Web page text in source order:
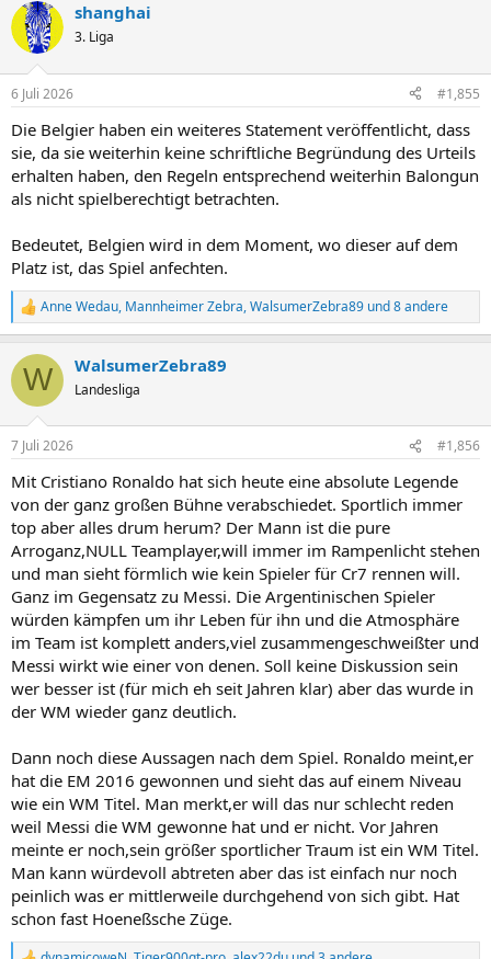
k
t
i
e
:
shanghai
3. Liga
6 Juli 2026 #1,855
Die Belgier haben ein weiteres Statement veröffentlicht, dass
sie, da sie weiterhin keine schriftliche Begründung des Urteils
erhalten haben, den Regeln entsprechend weiterhin Balongun
als nicht spielberechtigt betrachten.
Bedeutet, Belgien wird in dem Moment, wo dieser auf dem
Platz ist, das Spiel anfechten.
R
e
k
i
e
:
Anne Wedau, Mannheimer Zebra,WalsumerZebra89 und 8 andere
W WalsumerZebra89
Landesliga
7 Juli 2026 #1,856
Mit Cristiano Ronaldo hat sich heute eine absolute Legende
von der ganz großen Bühne verabschiedet. Sportlich immer
top aber alles drum herum? Der Mann ist die pure
Arroganz,NULL Teamplayer,will immer im Rampenlicht stehen
und man sieht förmlich wie kein Spieler für Cr7 rennen will.
Ganz im Gegensatz zu Messi. Die Argentinischen Spieler
würden kämpfen um ihr Leben für ihn und die Atmosphäre
im Team ist komplett anders,viel zusammengeschweißter und
Messi wirkt wie einer von denen. Soll keine Diskussion sein
wer besser ist (für mich eh seit Jahren klar) aber das wurde in
der WM wieder ganz deutlich.
Dann noch diese Aussagen nach dem Spiel. Ronaldo meint,er
hat die EM 2016 gewonnen und sieht das auf einem Niveau
wie ein WM Titel. Man merkt,er will das nur schlecht reden
weil Messi die WM gewonne hat und er nicht. Vor Jahren
meinte er noch,sein größer sportlicher Traum ist ein WM Titel.
Man kann würdevoll abtreten aber das ist einfach nur noch
peinlich was er mittlerweile durchgehend von sich gibt. Hat
schon fast Hoeneßsche Züge.